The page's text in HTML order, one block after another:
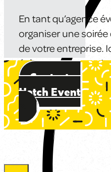
En tant qu’agence
organiser une soirée
de votre entreprise.
évènement
Contactez
Hatch Event